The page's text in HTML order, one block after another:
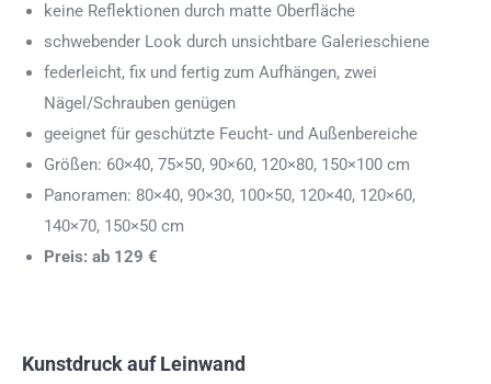
keine Reflektionen durch matte Oberfläche
schwebender Look durch unsichtbare Galerieschiene
federleicht, fix und fertig zum Aufhängen, zwei
Nägel/Schrauben genügen
geeignet für geschützte Feucht- und Außenbereiche
Größen: 60×40, 75×50, 90×60, 120×80, 150×100 cm
Panoramen: 80×40, 90×30, 100×50, 120×40, 120×60,
140×70, 150×50 cm
Preis: ab 129 €
Kunstdruck auf Leinwand